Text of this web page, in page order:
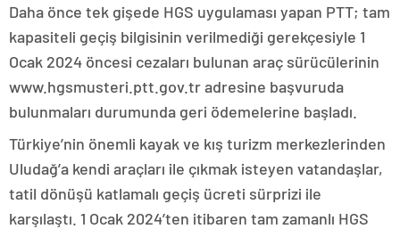
Daha önce tek gişede HGS uygulaması yapan PTT; tam
kapasiteli geçiş bilgisinin verilmediği gerekçesiyle 1
Ocak 2024 öncesi cezaları bulunan araç sürücülerinin
www.hgsmusteri.ptt.gov.tr adresine başvuruda
bulunmaları durumunda geri ödemelerine başladı.
Türkiye’nin önemli kayak ve kış turizm merkezlerinden
Uludağ’a kendi araçları ile çıkmak isteyen vatandaşlar,
tatil dönüşü katlamalı geçiş ücreti sürprizi ile
karşılaştı. 1 Ocak 2024’ten itibaren tam zamanlı HGS